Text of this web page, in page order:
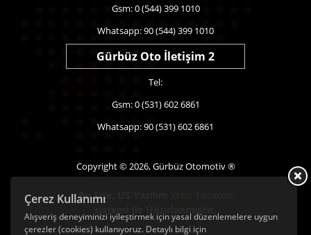
Çerez Kullanımı
Alışveriş deneyiminizi iyileştirmek için yasal düzenlemelere uygun
çerezler (cookies) kullanıyoruz. Detaylı bilgi için
Gsm: 0 (544) 399 1010
Whatsapp: 90 (544) 399 1010
Gürbüz Oto İletişim 2
Tel:
Gsm: 0 (531) 602 6861
Whatsapp: 90 (531) 602 6861
Copyright © 2026, Gürbüz Otomotiv ®
Bu Site,